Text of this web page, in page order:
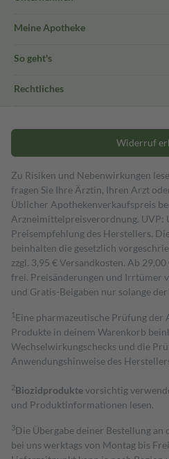
Meine Apotheke
So geht's
Rechtliches
Widerruf
Zu Risiken und Nebenwirkungen
fragen Sie Ihre Ärztin, Ihren Arzt
Üblicher Apothekenverkaufspreis
Arzneimittelpreisverordnung. UVP:
Preisempfehlung des Herstellers.
beinhalten die gesetzlich
zzgl. 3,95 € Versandkosten. Ab
frei. Preisänderungen und Irrtümer
und Gratis-Beigaben nur solange
1 Eine pharmazeutische Prüfung
Produkte in deinem Warenkorb
Wechselwirkungschecks und die
Anwendungshinweise des
2Biozidproduktevorsichtig
und Produktinformationen lesen.
3Die Übergabe deiner Bestellung
bei uns werktags von Montag bis